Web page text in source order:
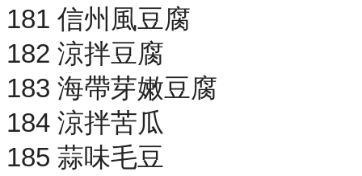
181 信州風豆腐
182 涼拌豆腐
183 海帶芽嫩豆腐
184 涼拌苦瓜
185 蒜味毛豆